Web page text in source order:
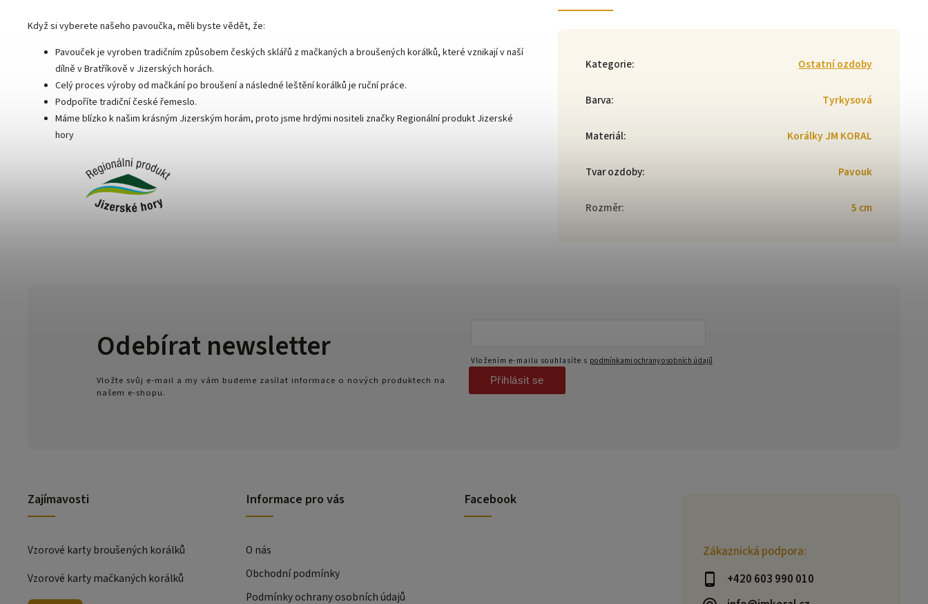
Když si vyberete našeho pavoučka, měli byste vědět, že:
Pavouček je vyroben tradičním způsobem českých sklářů z mačkaných a broušených korálků, které vznikají v naší
dílně v Bratříkově v Jizerských horách.
Celý proces výroby od mačkání po broušení a následné leštění korálků je ruční práce.
Podpoříte tradiční české řemeslo.
Máme blízko k našim krásným Jizerským horám, proto jsme hrdými nositeli značky Regionální produkt Jizerské
hory
Kategorie: Ostatní ozdoby
Barva: Tyrkysová
Materiál: Korálky JM KORAL
Tvar ozdoby: Pavouk
Rozměr: 5 cm
Zákaznická podpora:
+420 603 990 010
Zajímavosti
Vzorové karty broušených korálků
Vzorové karty mačkaných korálků
Odebírat newsletter
Vložte svůj e-mail a my vám budeme zasílat informace o nových produktech na
našem e-shopu.
Vložením e-mailu souhlasíte s podmínkami ochrany osobních údajů
Přihlásit se
Informace pro vás
O nás
Obchodní podmínky
Podmínky ochrany osobních údajů
Facebook